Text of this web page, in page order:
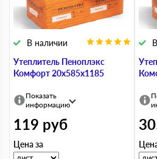
Утеплитель Пеноплэкс
Комфорт 20х585х1185
В наличии
Показать
информацию
119 руб
Цена за